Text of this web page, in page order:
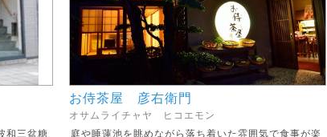
和三盆糖
お侍茶屋 彦右衛門
オサムライチャヤ ヒコエモン
庭や睡蓮池を眺めながら落ち着いた雰囲気で食事が楽